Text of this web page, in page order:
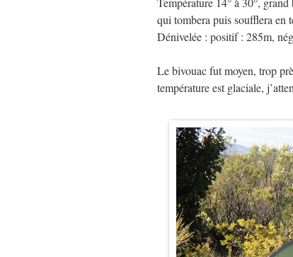
qui tombera puis soufflera en
Dénivelée : positif : 285m,
Le bivouac fut moyen, trop
température est glaciale,